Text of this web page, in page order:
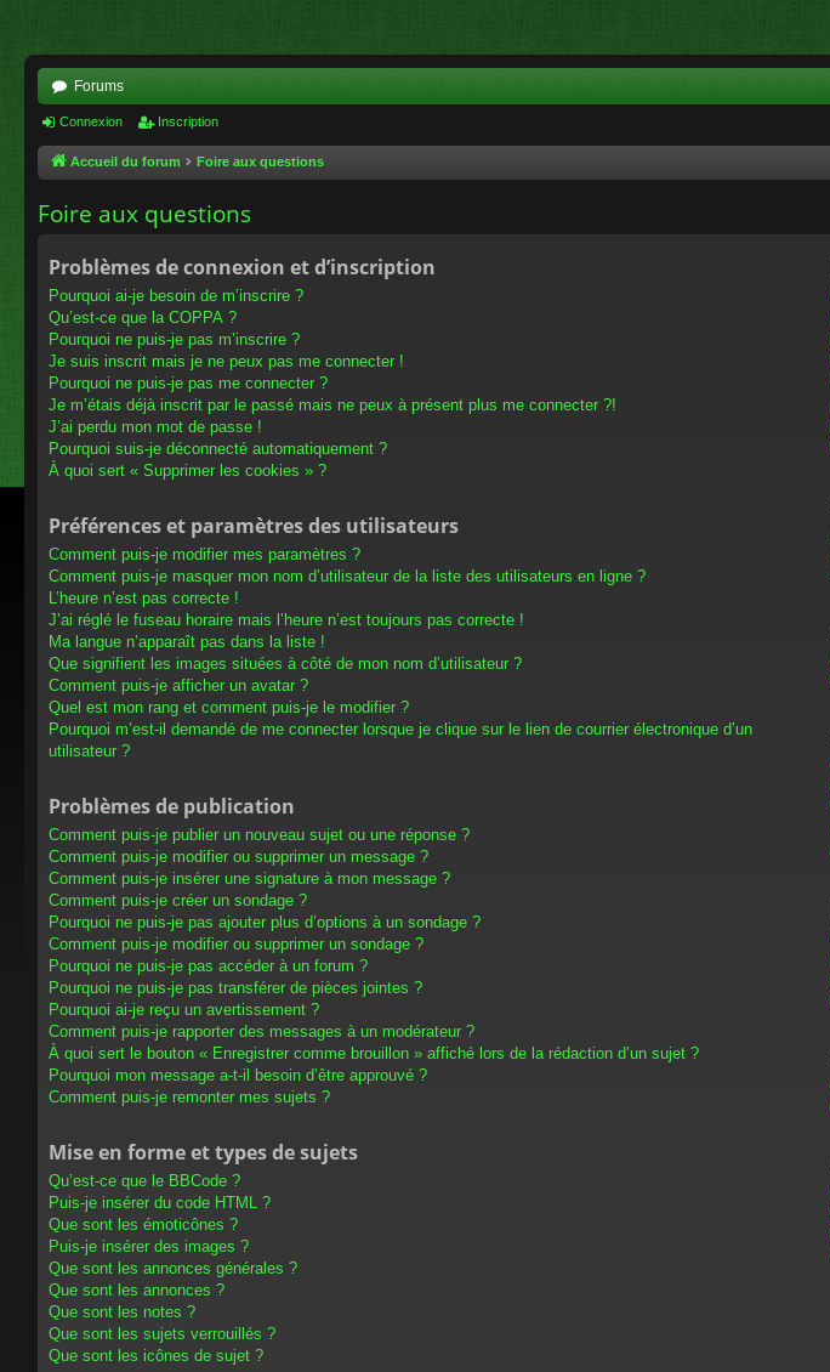
Forums
Connexion Inscription
Accueil du forum Foire aux questions
Foire aux questions
Problèmes de connexion et d’inscription
Pourquoi ai-je besoin de m’inscrire ?
Qu’est-ce que la COPPA ?
Pourquoi ne puis-je pas m’inscrire ?
Je suis inscrit mais je ne peux pas me connecter !
Pourquoi ne puis-je pas me connecter ?
Je m’étais déjà inscrit par le passé mais ne peux à présent plus me connecter ?!
J’ai perdu mon mot de passe !
Pourquoi suis-je déconnecté automatiquement ?
À quoi sert « Supprimer les cookies » ?
Préférences et paramètres des utilisateurs
Comment puis-je modifier mes paramètres ?
Comment puis-je masquer mon nom d’utilisateur de la liste des utilisateurs en ligne ?
L’heure n’est pas correcte !
J’ai réglé le fuseau horaire mais l’heure n’est toujours pas correcte !
Ma langue n’apparaît pas dans la liste !
Que signifient les images situées à côté de mon nom d’utilisateur ?
Comment puis-je afficher un avatar ?
Quel est mon rang et comment puis-je le modifier ?
Pourquoi m’est-il demandé de me connecter lorsque je clique sur le lien de courrier électronique d’un
utilisateur ?
Problèmes de publication
Comment puis-je publier un nouveau sujet ou une réponse ?
Comment puis-je modifier ou supprimer un message ?
Comment puis-je insérer une signature à mon message ?
Comment puis-je créer un sondage ?
Pourquoi ne puis-je pas ajouter plus d’options à un sondage ?
Comment puis-je modifier ou supprimer un sondage ?
Pourquoi ne puis-je pas accéder à un forum ?
Pourquoi ne puis-je pas transférer de pièces jointes ?
Pourquoi ai-je reçu un avertissement ?
Comment puis-je rapporter des messages à un modérateur ?
À quoi sert le bouton « Enregistrer comme brouillon » affiché lors de la rédaction d’un sujet ?
Pourquoi mon message a-t-il besoin d’être approuvé ?
Comment puis-je remonter mes sujets ?
Mise en forme et types de sujets
Qu’est-ce que le BBCode ?
Puis-je insérer du code HTML ?
Que sont les émoticônes ?
Puis-je insérer des images ?
Que sont les annonces générales ?
Que sont les annonces ?
Que sont les notes ?
Que sont les sujets verrouillés ?
Que sont les icônes de sujet ?